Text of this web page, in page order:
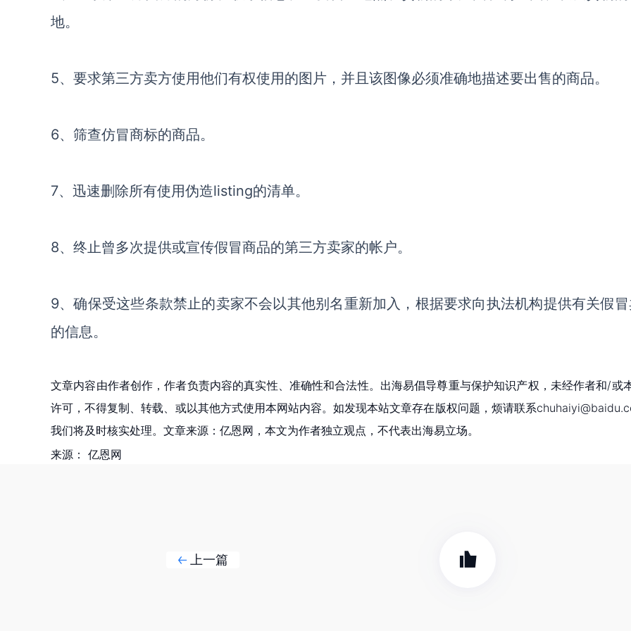
地。
5、 要求第三方卖方使用他们有权使用的图片 ，并且该图像必须准确地描述要出售的商品。
6、 筛查仿冒商标的商品。
7、 迅速删除所有使用伪造listing的清单。
8、 终止曾多次提供或宣传假冒商品的第三方卖家的帐户。
9、确保受这些条款禁止的卖家不会以其他别名重新加入 ， 根据要求向执法机构提供有关假
的信息。
文章内容由作者创作，作者负责内容的真实性、准确性和合法性。出海易倡导尊重与保护知识产权，未经作者和/或
许可，不得复制、转载、或以其他方式使用本网站内容。如发现本站文章存在版权问题，烦请联系
我们将及时核实处理。文章来源：亿恩网，本文为作者独立观点，不代表出海易立场。
来源： 亿恩网
上一篇